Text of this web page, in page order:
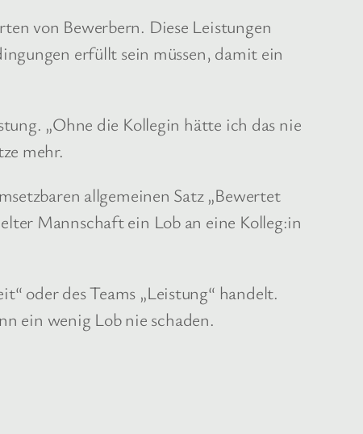
von Bewerbern. Diese Leistungen
erfüllt sein müssen, damit ein
„Ohne die Kollegin hätte ich das nie
mehr.
allgemeinen Satz „Bewertet
Mannschaft ein Lob an eine Kolleg:in
oder des Teams „Leistung“ handelt.
ein wenig Lob nie schaden.